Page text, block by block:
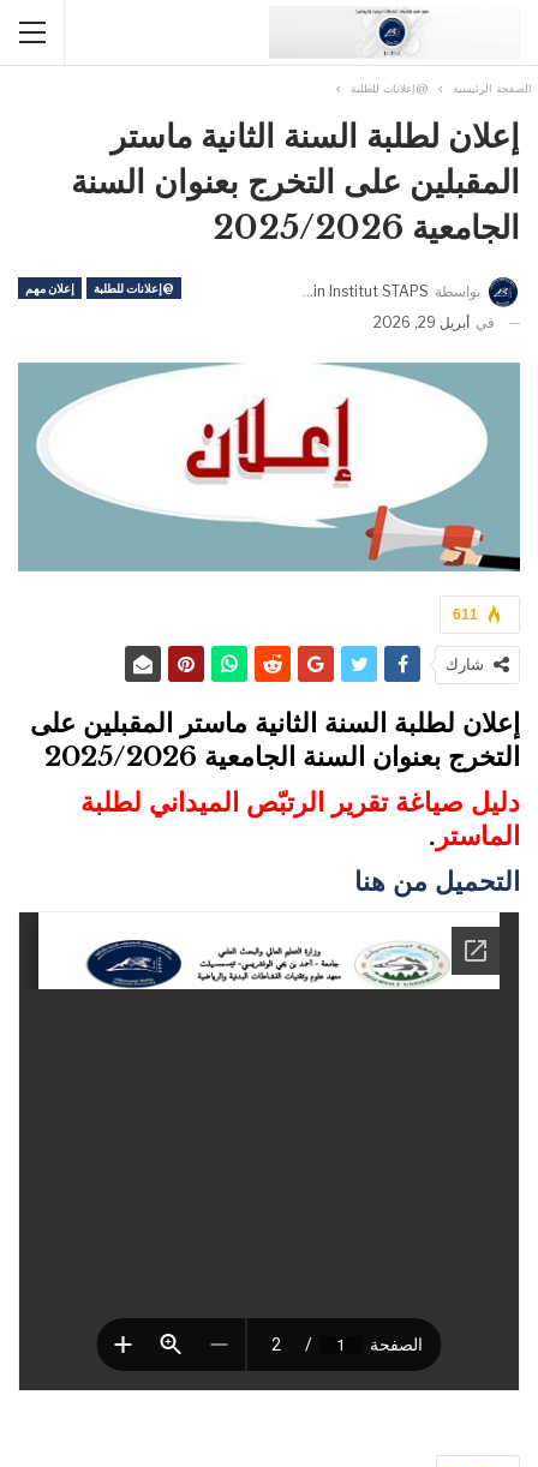
الصفحة الرئيسية @إعلانات للطلبة
إعلان لطلبة السنة الثانية ماستر
المقبلين على التخرج بعنوان السنة
الجامعية 2025/2026
@إعلانات للطلبة إعلان مهم بواسطة Admin Institut STAPS
في أبريل 29, 2026
611
شارك
إعلان لطلبة السنة الثانية ماستر المقبلين على
التخرج بعنوان السنة الجامعية 2025/2026
دليل صياغة تقرير الرتبّص الميداني لطلبة
الماستر .
التحميل من هنا